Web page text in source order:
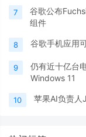
7
谷歌公布
组件
8 谷歌手机应用
9
仍有近十亿台
Windows 11
10 苹果AI负责人